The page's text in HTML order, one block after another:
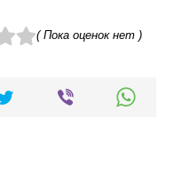
( Пока оценок нет )